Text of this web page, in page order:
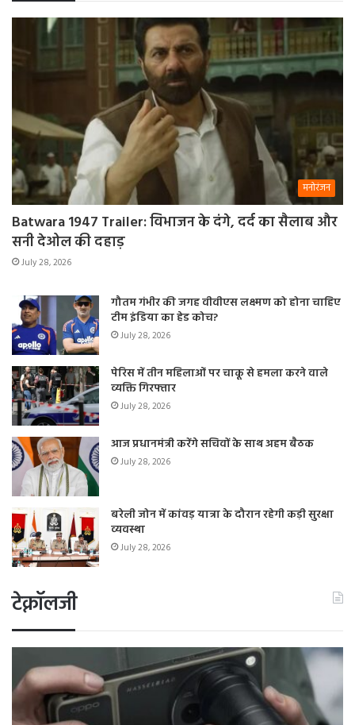
मनोरंजन
Batwara 1947 Trailer: विभाजन के दंगे, दर्द का सैलाब और
सनी देओल की दहाड़
July 28, 2026
गौतम गंभीर की जगह वीवीएस लक्ष्मण को होना चाहिए
टीम इंडिया का हेड कोच?
July 28, 2026
पेरिस में तीन महिलाओं पर चाकू से हमला करने वाले
व्यक्ति गिरफ्तार
July 28, 2026
आज प्रधानमंत्री करेंगे सचिवों के साथ अहम बैठक
July 28, 2026
बरेली जोन में कांवड़ यात्रा के दौरान रहेगी कड़ी सुरक्षा
व्यवस्था
July 28, 2026
टेक्नॉलजी